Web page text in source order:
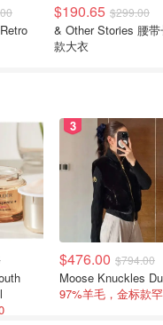
$190.65 $299.00
& Other Stories 腰带
款大衣
3
$476.00 $794.00